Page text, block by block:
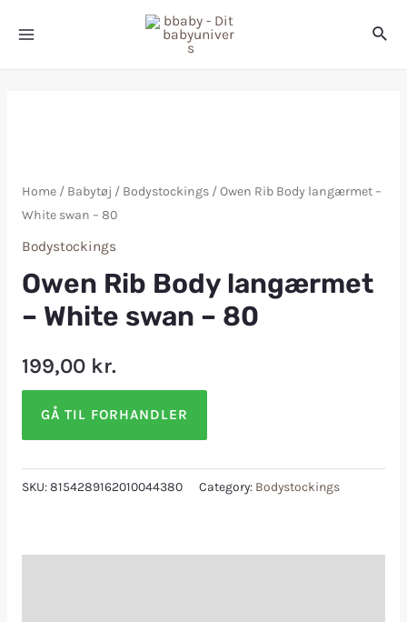
Home/ Babytøj / Bodystockings/ Owen Rib Body langærmet –
White swan – 80
Bodystockings
Owen Rib Body langærmet
– White swan – 80
199,00 kr.
GÅ TIL FORHANDLER
SKU:8154289162010044380 Category: Bodystockings